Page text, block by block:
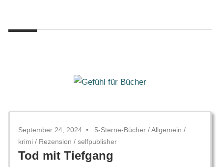
springen
Gefühl
für
September 24, 2024 5-Sterne-Bücher /Allgemein /
krimi / Rezension / selfpublisher
Tod mit Tiefgang